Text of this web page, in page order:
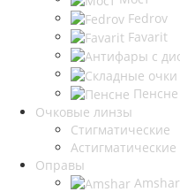
Fedrov
Favarit
Пенсне
Очковые линзы
Стигматические
Астигматические
Оправы
Amshar